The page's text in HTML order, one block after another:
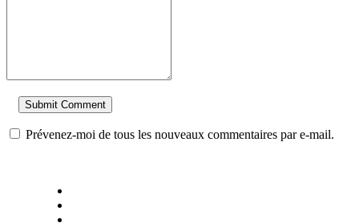
Prévenez-moi de tous les nouveaux commentaires par e-mail.